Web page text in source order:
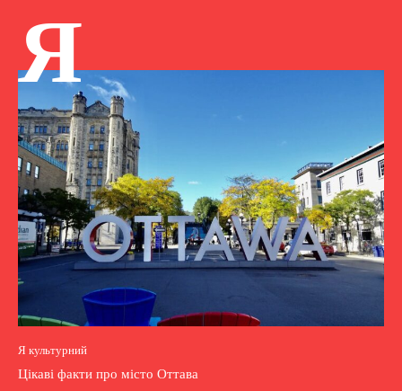
Я
Я культурний
Цікаві факти про місто Оттава